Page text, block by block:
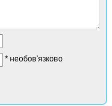
* необов'язково